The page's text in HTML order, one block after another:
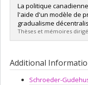
Graduate : Giguère,
Cycle :Master's
Grade :M. Sc.
Lien vers le document
La politique
l'aide d'un modèle de
gradualisme
Thèses et mémoires
Cycle :Master's
Grade :M. Sc.
Lien vers le document
Additional
Schroeder-